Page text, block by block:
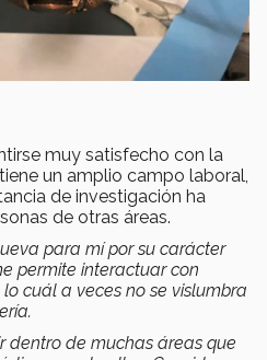
muy satisfecho con la
un amplio campo laboral,
de investigación ha
de otras áreas.
para mí por su carácter
permite interactuar con
cuál a veces no se vislumbra
dentro de muchas áreas que